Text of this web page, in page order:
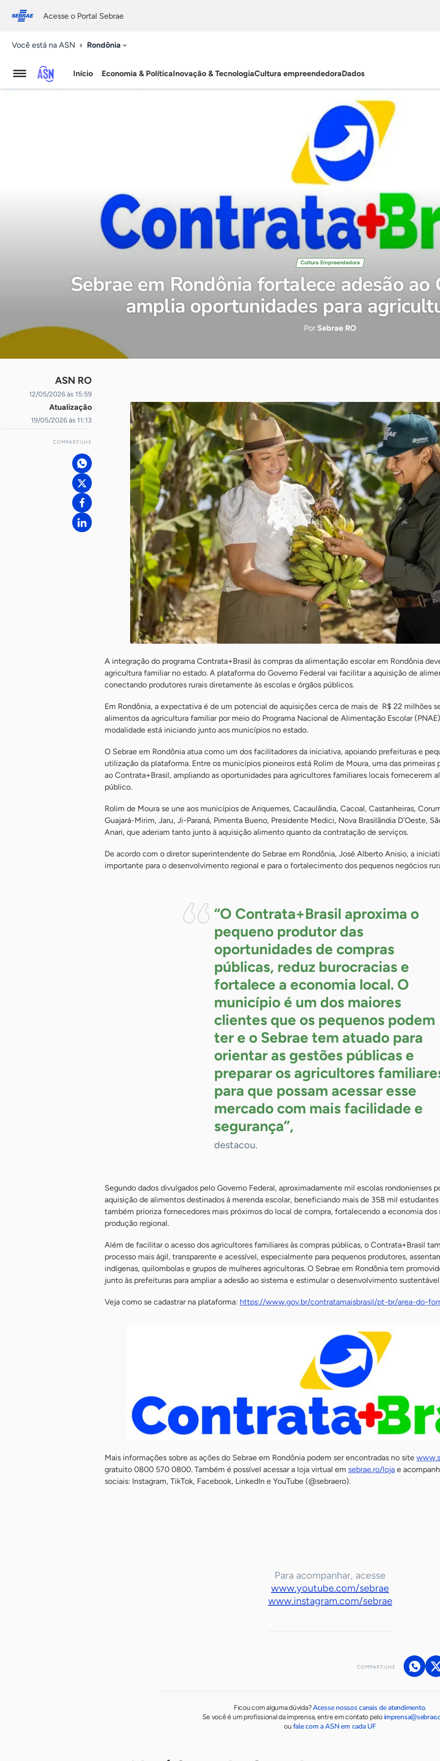
conosco
Acesse o Portal Sebrae
Você está na ASN Rondônia
Agência
Início Economia & PolíticaInovação & TecnologiaCultura empreendedoraDados
Cultura Empreendedora
Sebrae em Rondônia fortalece adesão
amplia oportunidades para
Por Sebrae RO
ASN RO
12/05/2026 às 15:59
Atualização
19/05/2026 às 11:13
COMPARTILHE
A integração do programa Contrata+Brasil às compras da alimentação escolar em Rondônia
agricultura familiar no estado. A plataforma do Governo Federal vai facilitar a aquisição de
conectando produtores rurais diretamente às escolas e órgãos públicos.
Em Rondônia, a expectativa é de um potencial de aquisições cerca de mais de R$ 22 milhões
alimentos da agricultura familiar por meio do Programa Nacional de Alimentação Escolar
modalidade está iniciando junto aos municípios no estado.
O Sebrae em Rondônia atua como um dos facilitadores da iniciativa, apoiando prefeituras e
utilização da plataforma. Entre os municípios pioneiros está Rolim de Moura, uma das primeiras
ao Contrata+Brasil, ampliando as oportunidades para agricultores familiares locais fornecerem
público.
Rolim de Moura se une aos municípios de Ariquemes, Cacaulândia, Cacoal, Castanheiras,
Guajará-Mirim, Jaru, Ji-Paraná, Pimenta Bueno, Presidente Medici, Nova Brasilândia D’Oeste,
Anari, que aderiam tanto junto à aquisição alimento quanto da contratação de serviços.
De acordo com o diretor superintendente do Sebrae em Rondônia, José Alberto Anisio, a
importante para o desenvolvimento regional e para o fortalecimento dos pequenos negócios
“O Contrata+Brasil aproxima o
pequeno produtor das
oportunidades de compras
públicas, reduz burocracias e
fortalece a economia local. O
município é um dos maiores
clientes que os pequenos podem
ter e o Sebrae tem atuado para
orientar as gestões públicas e
preparar os agricultores
para que possam acessar esse
mercado com mais facilidade e
segurança”,
destacou.
Segundo dados divulgados pelo Governo Federal, aproximadamente mil escolas rondonienses
aquisição de alimentos destinados à merenda escolar, beneficiando mais de 358 mil
também prioriza fornecedores mais próximos do local de compra, fortalecendo a economia
produção regional.
Além de facilitar o acesso dos agricultores familiares às compras públicas, o Contrata+Brasil
processo mais ágil, transparente e acessível, especialmente para pequenos produtores,
indígenas, quilombolas e grupos de mulheres agricultoras. O Sebrae em Rondônia tem
junto às prefeituras para ampliar a adesão ao sistema e estimular o desenvolvimento
Veja como se cadastrar na plataforma: https://www.gov.br/contratamaisbrasil/pt-br/area-do-
Mais informações sobre as ações do Sebrae em Rondônia podem ser encontradas no site
gratuito 0800 570 0800. Também é possível acessar a loja virtual em sebrae.ro/loja e
sociais: Instagram, TikTok, Facebook, LinkedIn e YouTube (@sebraero).
Para acompanhar, acesse
www.youtube.com/sebrae
www.instagram.com/sebrae
COMPARTILHE
Ficou com alguma dúvida?Acesse nossos canais de atendimento.
Se você é um profissional da imprensa, entre em contato pelo
ou fale com a ASN em cada UF